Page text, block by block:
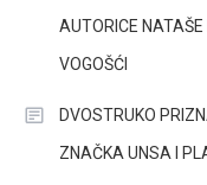
AUTORICE
VOGOŠĆI
DVOSTRUKO
ZNAČKA UNSA I